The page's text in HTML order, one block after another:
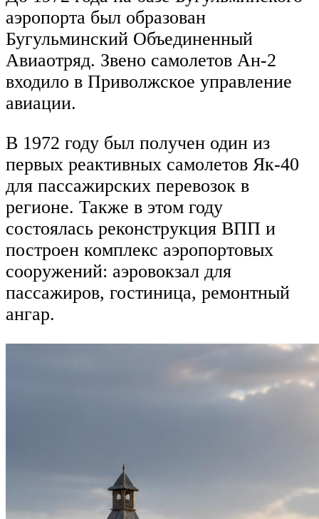
аэропорта был образован
Бугульминский Объединенный
Авиаотряд. Звено самолетов Ан-2
входило в Приволжское управление
авиации.
В 1972 году был получен один из
первых реактивных самолетов Як-40
для пассажирских перевозок в
регионе. Также в этом году
состоялась реконструкция ВПП и
построен комплекс аэропортовых
сооружений: аэровокзал для
пассажиров, гостиница, ремонтный
ангар.